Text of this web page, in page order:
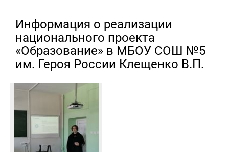
Информация о реализации
национального проекта
«Образование» в МБОУ СОШ №5
им. Героя России Клещенко В.П.